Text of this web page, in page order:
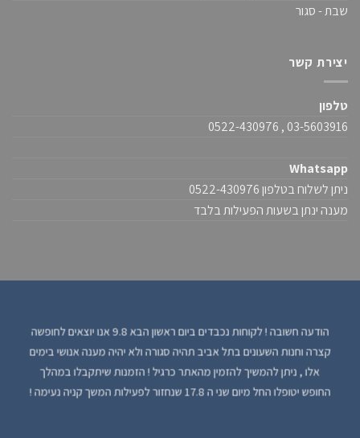
שבת - סגור
יצירת קשר
טלפון
03-5603916 , 0522-430976
Whatsapp
ניתן לשלוח בטלפון 0522-430976
מענה ינתן בשעות הפעילות בלבד
הודעה חשובה ! לקוחות נכבדים ביום ראשון הבא 9.8 אנו יוצאים לחופשה
קצרה וחנות השעונים בתל אביב תהיה סגורה ולא יהיה מענה אנושי בימים
אלו , ניתן להמשיך להזמין מהאתר כרגיל ! הזמנות שיתקבלו במהלך
החופש יטופלו החל מיום שני ה 17.8 שנחזור לפעילות המשך קניה נעימה !